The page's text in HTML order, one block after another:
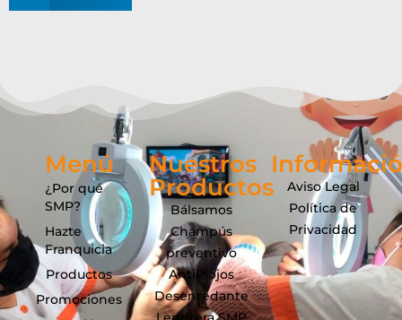
Menú
¿Por qué
SMP?
Hazte
Franquicia
Productos
Promociones
Nuestros
Productos
Bálsamos
Champús
preventivo
AntiPiojos
Desenredante
Aviso Legal
Política de
Privacidad